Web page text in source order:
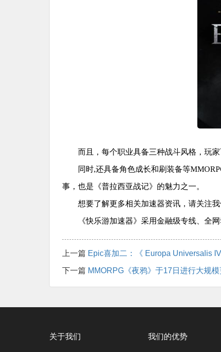
而且，每个职业具备三种战斗风格，玩
同时,还具备角色成长和刷装备等
事，也是《普拉西亚战记》的魅力之一。
想要了解更多相关加速器资讯，请关注
《快乐游加速器》采用金融级专线、全
上一篇 Epic喜加二：《 Europa Universalis
下一篇 MMORPG《夜鸦》于17日进行大规
关于我们 我们的优势